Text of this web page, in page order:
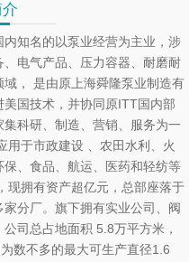
内知名的以泵业经营为主业，涉
电气产品、压力容器、耐磨耐
， 是由原上海舜隆泵业制造有
国技术，并协同原ITT国内部
科研、制造、营销、服务为一
用于市政建设 、农田水利、火
、食品、航运、医药和轻纺等
现拥有资产超亿元，总部座落于
家分厂。旗下拥有实业公司、阀
司总占地面积 5.8万平方米，
数不多的最大可生产直径1.6